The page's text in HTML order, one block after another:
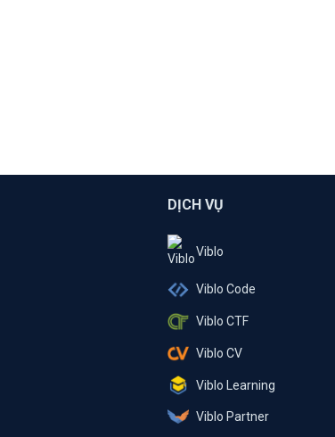
DỊCH VỤ
Viblo
Viblo Code
Viblo CTF
Viblo CV
Viblo Learning
Viblo Partner